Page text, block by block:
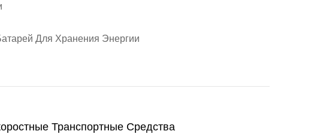
Для Хранения Энергии
Транспортные Средства